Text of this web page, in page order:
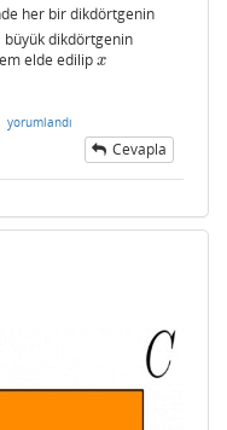
her bir dikdörtgenin
dikdörtgenin
elde edilip x
x
yorumlandı
Cevapla